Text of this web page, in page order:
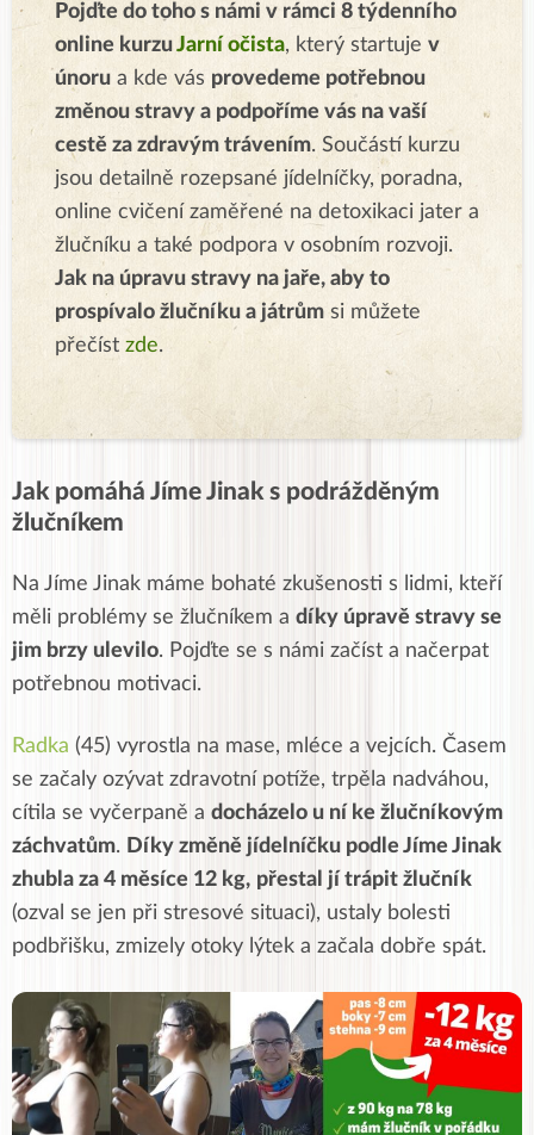
Pojďte do toho s námi v rámci 8 týdenního
online kurzuJarní očista, který startuje v
únoru a kde vás provedeme potřebnou
změnou stravy a podpoříme vás na vaší
cestě za zdravým trávením. Součástí kurzu
jsou detailně rozepsané jídelníčky, poradna,
online cvičení zaměřené na detoxikaci jater a
žlučníku a také podpora v osobním rozvoji.
Jak na úpravu stravy na jaře, aby to
prospívalo žlučníku a játrům si můžete
přečíst zde.
Jak pomáhá Jíme Jinak s podrážděným
žlučníkem
Na Jíme Jinak máme bohaté zkušenosti s lidmi, kteří
měli problémy se žlučníkem a díky úpravě stravy se
jim brzy ulevilo. Pojďte se s námi začíst a načerpat
potřebnou motivaci.
Radka (45) vyrostla na mase, mléce a vejcích. Časem
se začaly ozývat zdravotní potíže, trpěla nadváhou,
cítila se vyčerpaně a docházelo u ní ke žlučníkovým
záchvatům. Díky změně jídelníčku podle Jíme Jinak
zhubla za 4 měsíce 12 kg, přestal jí trápit žlučník
(ozval se jen při stresové situaci), ustaly bolesti
podbřišku, zmizely otoky lýtek a začala dobře spát.